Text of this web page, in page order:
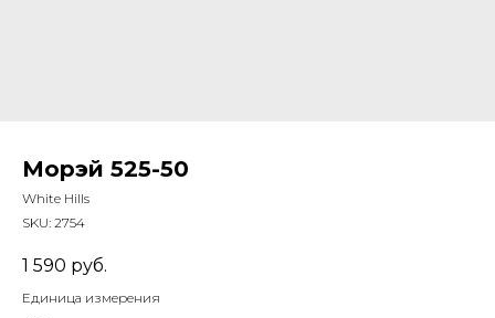
Морэй 525-50
White Hills
SKU: 2754
1 590 руб.
Единица измерения